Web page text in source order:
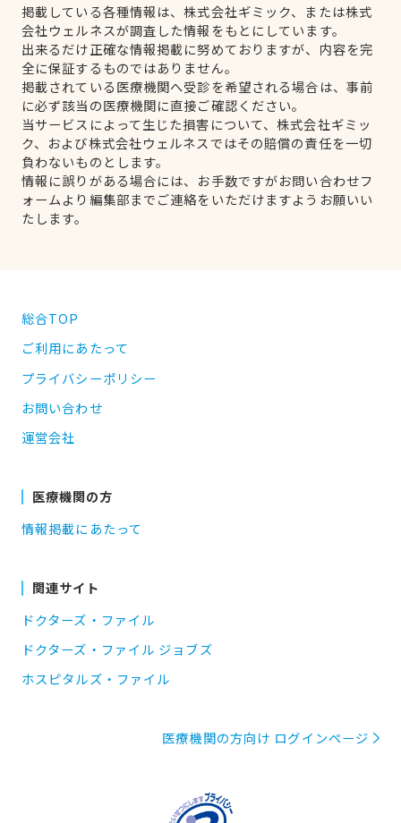
掲載している各種情報は、株式会社ギミック、または株式
会社ウェルネスが調査した情報をもとにしています。
出来るだけ正確な情報掲載に努めておりますが、内容を完
全に保証するものではありません。
掲載されている医療機関へ受診を希望される場合は、事前
に必ず該当の医療機関に直接ご確認ください。
当サービスによって生じた損害について、株式会社ギミッ
ク、および株式会社ウェルネスではその賠償の責任を一切
負わないものとします。
情報に誤りがある場合には、お手数ですがお問い合わせフ
ォームより編集部までご連絡をいただけますようお願いい
たします。
総合TOP
ご利用にあたって
プライバシーポリシー
お問い合わせ
運営会社
医療機関の方
情報掲載にあたって
関連サイト
ドクターズ・ファイル
ドクターズ・ファイル ジョブズ
ホスピタルズ・ファイル
医療機関の方向け ログインページ